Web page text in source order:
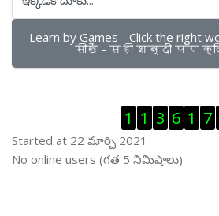
ఇక్కడికి దూకు...
Learn by Games - Click the
सीखें - सही शब्दों पर
Visitor Counter ను తప్పించు
1 1 3 6 1 7
Started at 22 మార్చి 2021
ఆన్ లైను వాడుకరులు ను తప్పించు
No online users (గత 5 నిమిషాలు)